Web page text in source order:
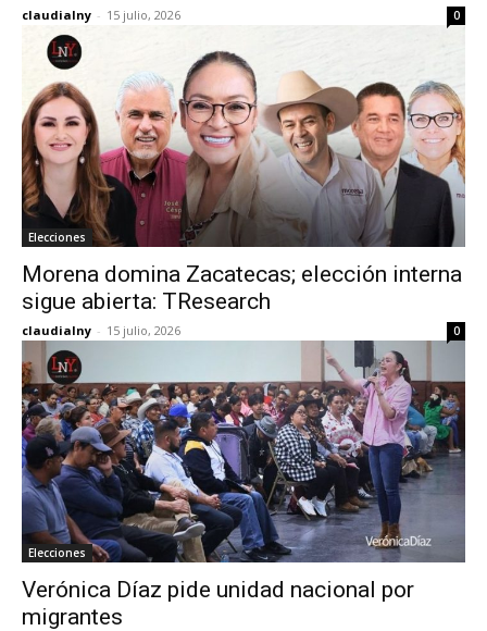
claudialny - 15 julio, 2026 0
Elecciones
Morena domina Zacatecas; elección interna
sigue abierta: TResearch
claudialny - 15 julio, 2026 0
Elecciones
Verónica Díaz pide unidad nacional por
migrantes